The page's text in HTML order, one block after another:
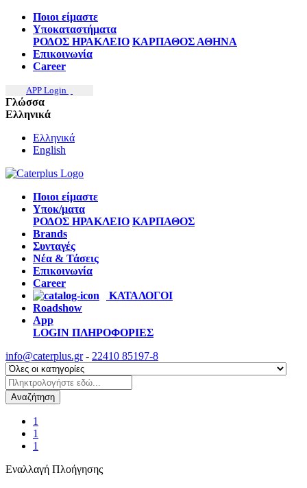
Ποιοι είμαστε
Υποκαταστήματα
ΡΟΔΟΣ ΗΡΑΚΛΕΙΟ ΚΑΡΠΑΘΟΣ ΑΘΗΝΑ
Επικοινωνία
Career
APP Login
Γλώσσα
Ελληνικά
Ελληνικά
English
Ποιοι είμαστε
Υποκ/ματα
ΡΟΔΟΣ ΗΡΑΚΛΕΙΟ ΚΑΡΠΑΘΟΣ
Brands
Συνταγές
Νέα & Τάσεις
Επικοινωνία
Career
ΚΑΤΑΛΟΓΟΙ
Roadshow
App
LOGIN ΠΛΗΡΟΦΟΡΙΕΣ
info@caterplus.gr- 22410 85197-8
Αναζήτηση
1
1
1
Εναλλαγή Πλοήγησης